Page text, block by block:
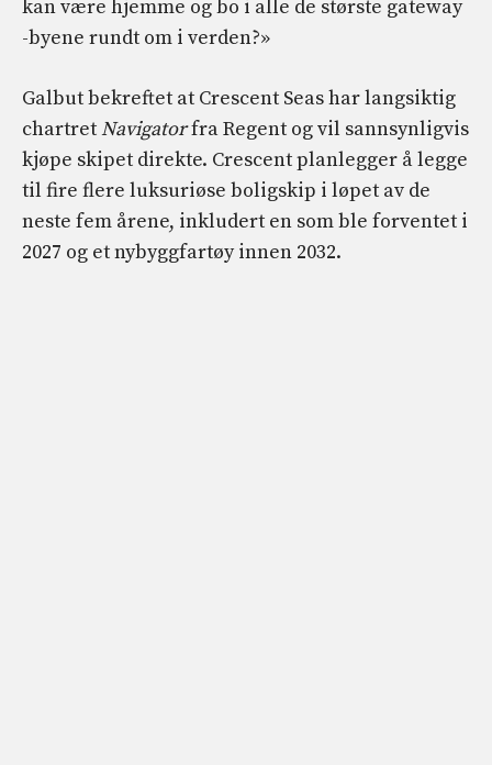
kan være hjemme og bo i alle de største gateway
-byene rundt om i verden?»
Galbut bekreftet at Crescent Seas har langsiktig
chartretNavigatorfra Regent og vil sannsynligvis
kjøpe skipet direkte. Crescent planlegger å legge
til fire flere luksuriøse boligskip i løpet av de
neste fem årene, inkludert en som ble forventet i
2027 og et nybyggfartøy innen 2032.